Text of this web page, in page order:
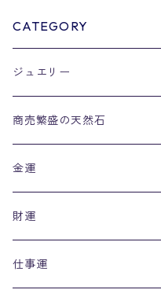
CATEGORY
ジュエリー
リング
商売繁盛の天然石
金運
財運
仕事運